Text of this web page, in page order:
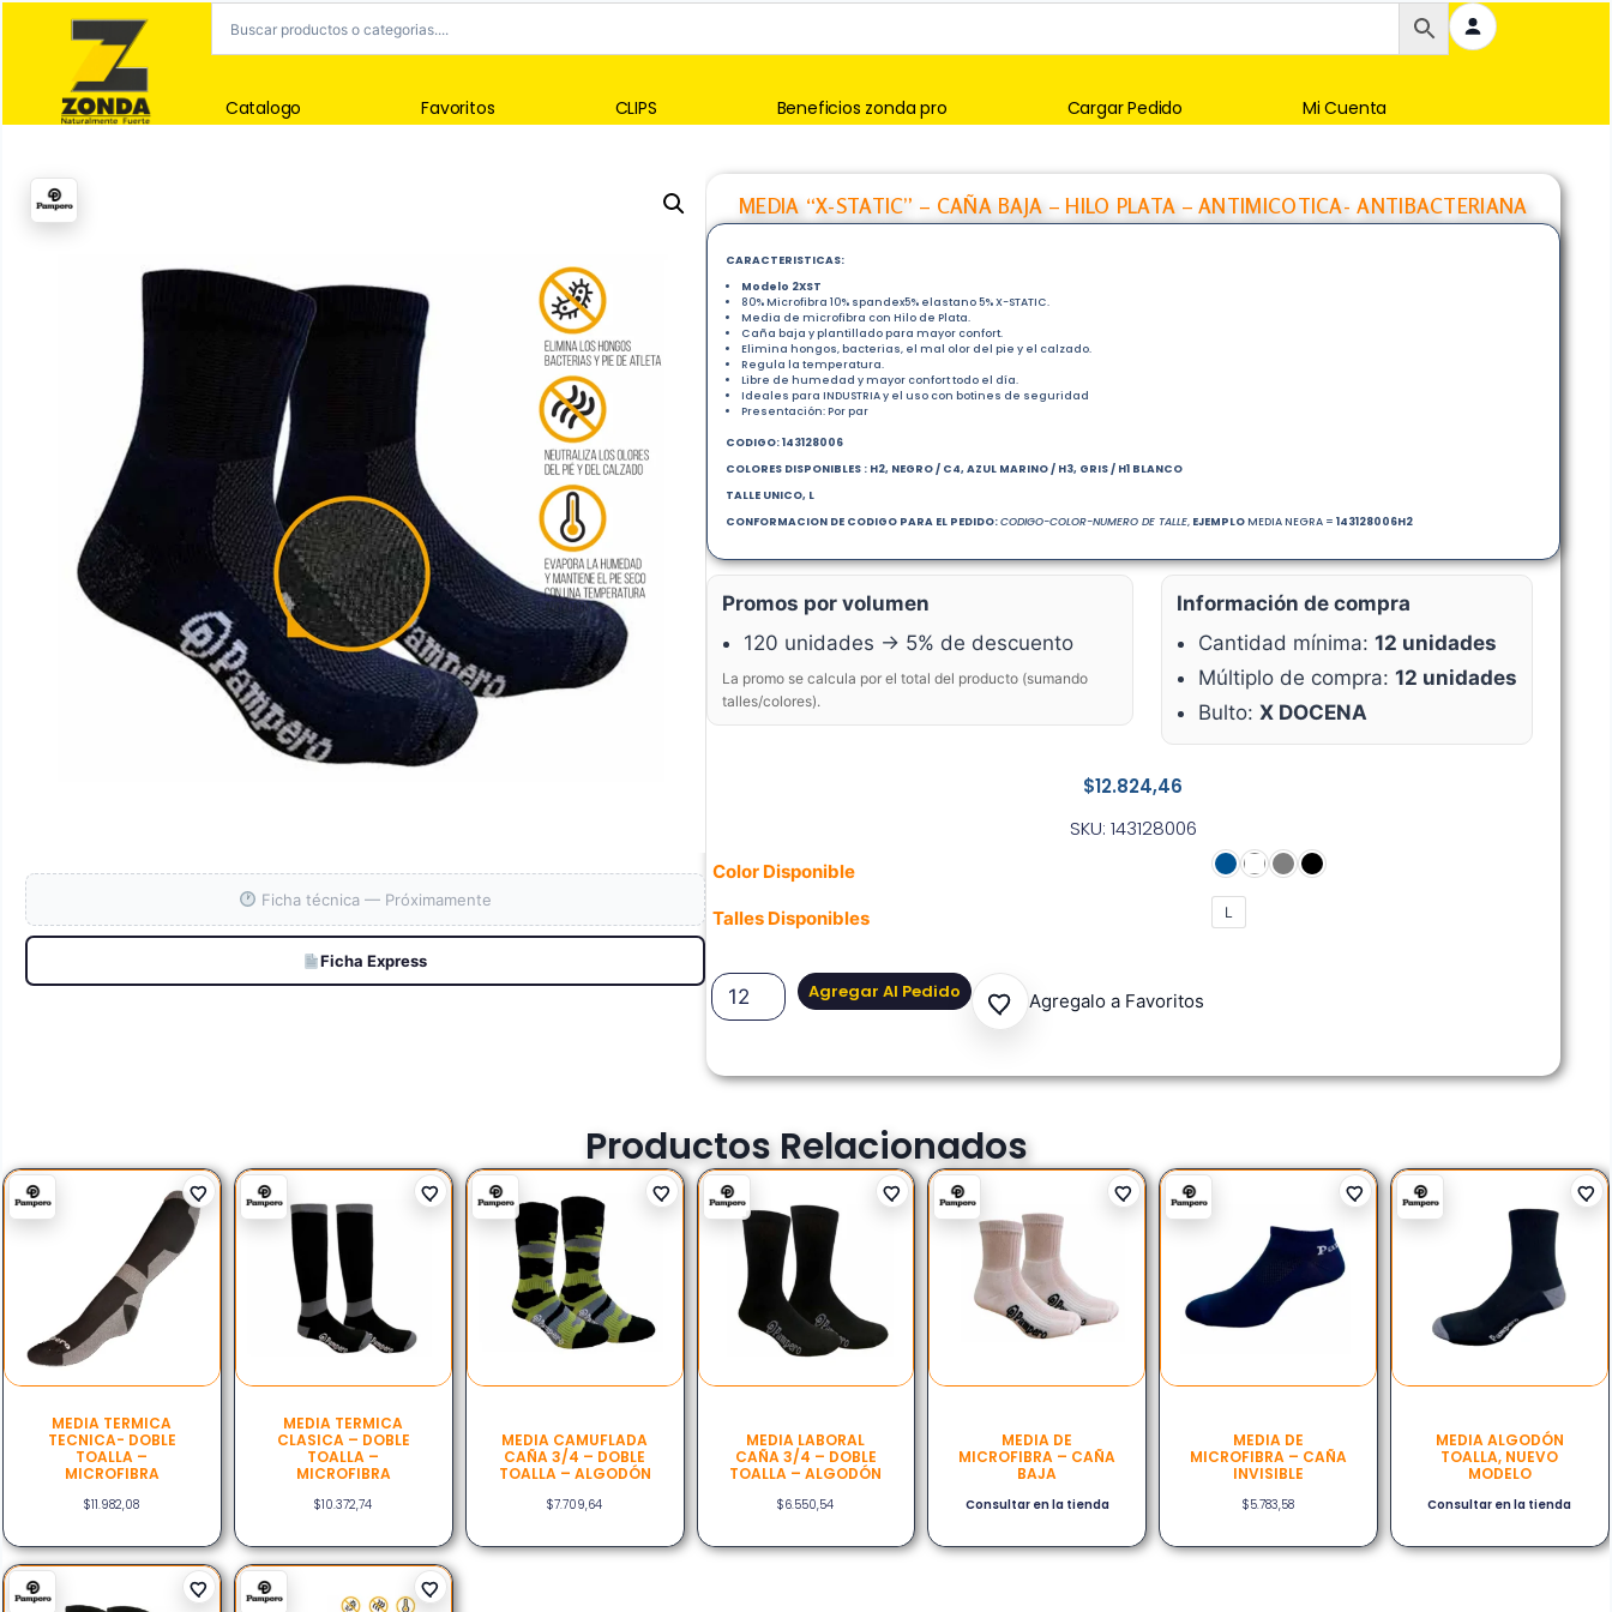
Catalogo Favoritos CLIPS Beneficios zonda pro Cargar Pedido Mi Cuenta
MEDIA “X-STATIC” – CAÑA BAJA – HILO PLATA – ANTIMICOTICA- ANTIBACTERIANA
$12.824,46
CARACTERISTICAS:
Modelo 2XST
80% Microfibra 10% spandex5% elastano 5% X-STATIC.
Media de microfibra con Hilo de Plata.
Caña baja y plantillado para mayor confort.
Elimina hongos, bacterias, el mal olor del pie y el calzado.
Regula la temperatura.
Libre de humedad y mayor confort todo el día.
Ideales para INDUSTRIA y el uso con botines de seguridad
Presentación: Por par
CODIGO: 143128006
COLORES DISPONIBLES : H2, NEGRO / C4, AZUL MARINO / H3, GRIS / H1 BLANCO
TALLE UNICO, L
CONFORMACION DE CODIGO PARA EL PEDIDO:CODIGO-COLOR-NUMERO DE TALLE, EJEMPLOMEDIA NEGRA = 143128006H2
SKU: 143128006
Color Disponible
Talles Disponibles L
Agregar Al Pedido Agregalo a Favoritos
Promos por volumen
120 unidades → 5% de descuento
La promo se calcula por el total del producto (sumando
talles/colores).
Información de compra
Cantidad mínima: 12 unidades
Múltiplo de compra: 12 unidades
Bulto: X DOCENA
Ficha técnica — Próximamente
Ficha Express
Productos Relacionados
MEDIA TERMICA
TECNICA- DOBLE
TOALLA –
MICROFIBRA
$11.982,08
MEDIA TERMICA
CLASICA – DOBLE
TOALLA –
MICROFIBRA
$10.372,74
MEDIA CAMUFLADA
CAÑA 3/4 – DOBLE
TOALLA – ALGODÓN
$7.709,64
MEDIA LABORAL
CAÑA 3/4 – DOBLE
TOALLA – ALGODÓN
$6.550,54
MEDIA DE
MICROFIBRA – CAÑA
BAJA
Consultar en la tienda
MEDIA DE
MICROFIBRA – CAÑA
INVISIBLE
$5.783,58
MEDIA ALGODÓN
TOALLA, NUEVO
MODELO
Consultar en la tienda